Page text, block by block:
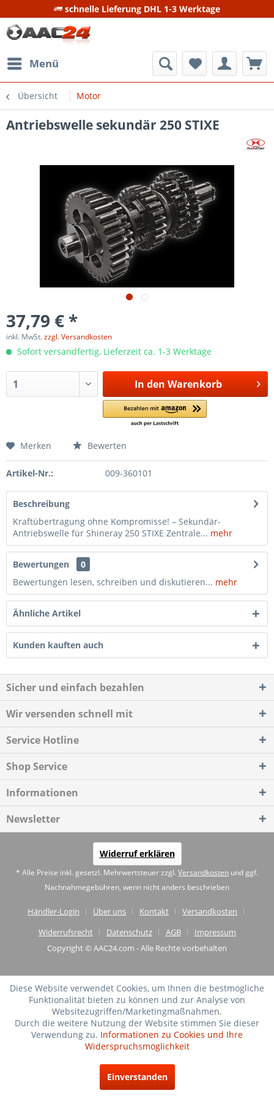
schnelle Lieferung DHL 1-3 Werktage
Menü
Übersicht Motor
Antriebswelle sekundär 250 STIXE
37,79 € *
inkl. MwSt.zzgl. Versandkosten
Sofort versandfertig, Lieferzeit ca. 1-3 Werktage
In den Warenkorb
Merken Bewerten
Artikel-Nr.: 009-360101
Beschreibung
Kraftübertragung ohne Kompromisse! – Sekundär-
Antriebswelle für Shineray 250 STIXE Zentrale... mehr
Bewertungen
0
Bewertungen lesen, schreiben und diskutieren... mehr
Ähnliche Artikel
Kunden kauften auch
Sicher und einfach bezahlen
Wir versenden schnell mit
Service Hotline
Shop Service
Informationen
Newsletter
Widerruf erklären
* Alle Preise inkl. gesetzl. Mehrwertsteuer zzgl. Versandkosten und ggf.
Nachnahmegebühren, wenn nicht anders beschrieben
Händler-Login Über uns Kontakt
Versandkosten
Widerrufsrecht
Datenschutz AGB
Impressum
Copyright © AAC24.com - Alle Rechte vorbehalten
Diese Website verwendet Cookies, um Ihnen die bestmögliche
Funktionalität bieten zu können und zur Analyse von
Websitezugriffen/Marketingmaßnahmen.
Durch die weitere Nutzung der Website stimmen Sie dieser
Verwendung zu. Informationen zu Cookies und Ihre
Widerspruchsmöglichkeit
Einverstanden
(4.75 / 5)
Bewertungen bei: shopvote.de ⓘ